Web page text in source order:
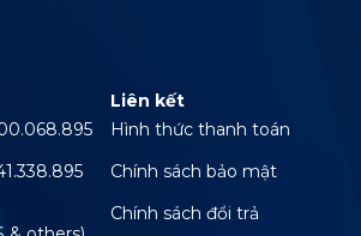
Liên kết
Hình thức thanh toán
Chính sách bảo mật
Chính sách đổi trả